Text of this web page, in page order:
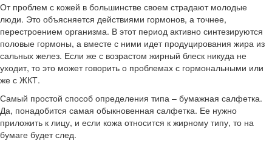
От проблем с кожей в большинстве своем страдают молодые
люди. Это объясняется действиями гормонов, а точнее,
перестроением организма. В этот период активно синтезируются
половые гормоны, а вместе с ними идет продуцирования жира из
сальных желез. Если же с возрастом жирный блеск никуда не
уходит, то это может говорить о проблемах с гормональными или
же с ЖКТ.
Самый простой способ определения типа – бумажная салфетка.
Да, понадобится самая обыкновенная салфетка. Ее нужно
приложить к лицу, и если кожа относится к жирному типу, то на
бумаге будет след.